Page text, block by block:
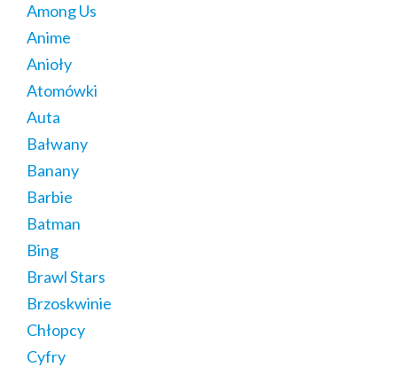
Among Us
Anime
Anioły
Atomówki
Auta
Bałwany
Banany
Barbie
Batman
Bing
Brawl Stars
Brzoskwinie
Chłopcy
Cyfry